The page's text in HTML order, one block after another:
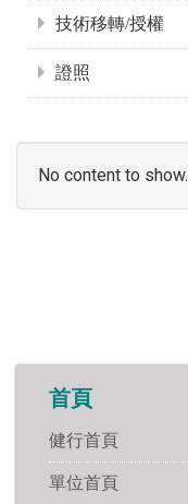
技術移轉/授權
證照
No content to show.
首頁
健行首頁
單位首頁